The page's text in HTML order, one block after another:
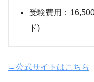
受験費用：
ド)
→公式サイトはこちら